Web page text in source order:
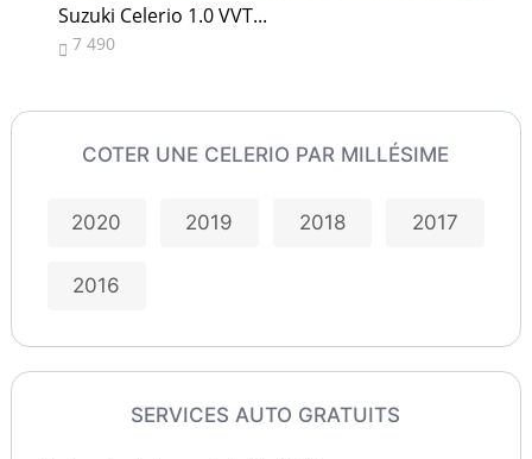
Suzuki Celerio 1.0 VVT...
 7 490
COTER UNE CELERIO PAR MILLÉSIME
2020 2019 2018 2017
2016
SERVICES AUTO GRATUITS